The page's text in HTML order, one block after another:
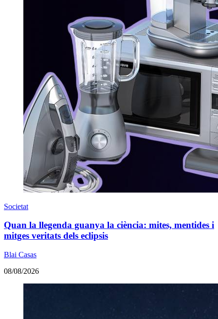
Societat
Quan la llegenda guanya la ciència: mites, mentides i
mitges veritats dels eclipsis
Blai Casas
08/08/2026